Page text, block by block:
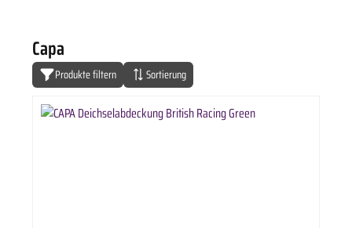
Capa
Produkte filtern Sortierung